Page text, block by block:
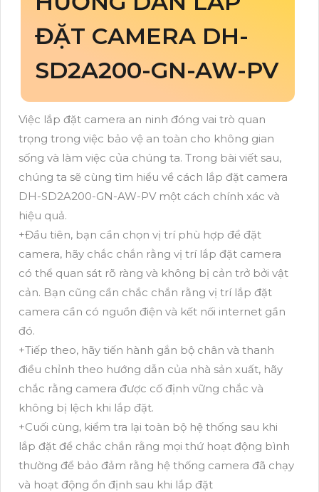
ĐẶT CAMERA DH-
SD2A200-GN-AW-PV
Việc lắp đặt camera an ninh đóng vai trò quan
trọng trong việc bảo vệ an toàn cho không gian
sống và làm việc của chúng ta. Trong bài viết sau,
chúng ta sẽ cùng tìm hiểu về cách lắp đặt camera
DH-SD2A200-GN-AW-PV một cách chính xác và
hiệu quả.
+Đầu tiên, bạn cần chọn vị trí phù hợp để đặt
camera, hãy chắc chắn rằng vị trí lắp đặt camera
có thể quan sát rõ ràng và không bị cản trở bởi vật
cản. Bạn cũng cần chắc chắn rằng vị trí lắp đặt
camera cần có nguồn điện và kết nối internet gần
đó.
+Tiếp theo, hãy tiến hành gắn bộ chân và thanh
điều chỉnh theo hướng dẫn của nhà sản xuất, hãy
chắc rằng camera được cố định vững chắc và
không bị lệch khi lắp đặt.
+Cuối cùng, kiểm tra lại toàn bộ hệ thống sau khi
lắp đặt để chắc chắn rằng mọi thứ hoạt động bình
thường để bảo đảm rằng hệ thống camera đã chạy
và hoạt động ổn định sau khi lắp đặt